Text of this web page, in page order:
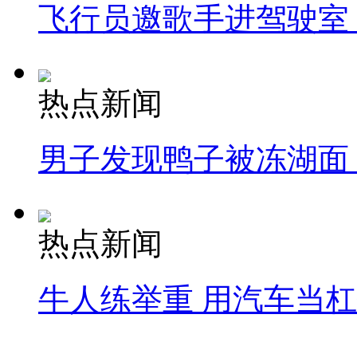
飞行员邀歌手进驾驶
热点新闻
男子发现鸭子被冻湖
热点新闻
牛人练举重 用汽车当